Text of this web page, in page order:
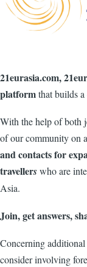
21eurasia.com,
platformthat builds
With the help of both
of our community on
and contacts for
travellerswho are
Asia.
Join, get answers,
Concerning
consider involving